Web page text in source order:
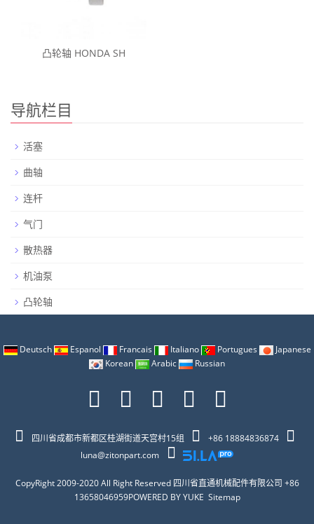
凸轮轴 HONDA SH
导航栏目
活塞
曲轴
连杆
气门
散热器
机油泵
凸轮轴
Deutsch Espanol Francais Italiano Portugues
Japanese
Korean
Arabic Russian
四川省成都市新都区桂湖街道天宫村15组
+86 18884836874
luna@zitonpart.com
CopyRight 2009-2020 All Right Reserved 四川省直通机械配件有限公司 +86
13658046959POWERED BY YUKE Sitemap